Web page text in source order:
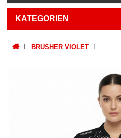
KATEGORIEN
BRUSHER VIOLET